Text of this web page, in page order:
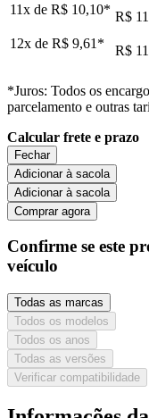
11x de R$ 10,10* R$
12x de R$ 9,61 * R$
*Juros: Todos os
parcelamento e outras
Calcular frete e prazo
Fechar
Adicionar à sacola
Adicionar à sacola
Comprar agora
Confirme se este
veículo
Todas as marcas
Todos os modelos
Todos os anos
Todas as versões
Verificar compatibilidade